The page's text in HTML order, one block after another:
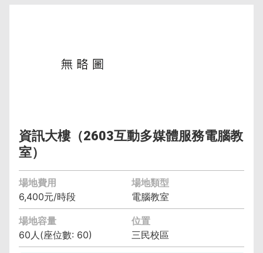
備註︰備有水電、燈光、空調
資訊大樓（2603互動多媒體服務電腦教
室）
場地費用
場地類型
6,400元/時段
電腦教室
場地容量
位置
60人(座位數: 60)
三民校區